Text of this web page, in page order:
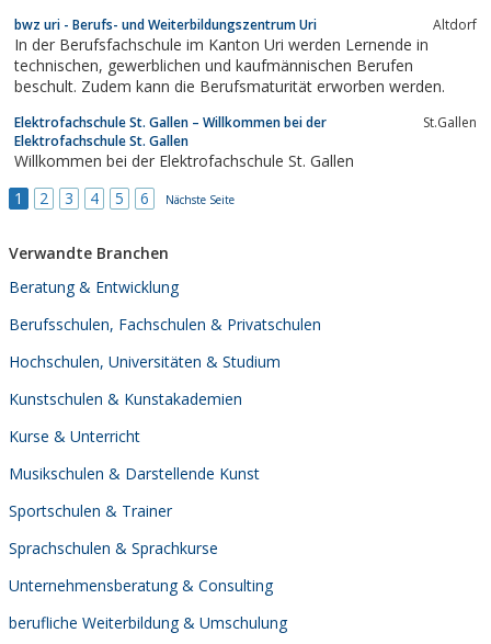
bwz uri - Berufs- und Weiterbildungszentrum Uri Altdorf
In der Berufsfachschule im Kanton Uri werden Lernende in
technischen, gewerblichen und kaufmännischen Berufen
beschult. Zudem kann die Berufsmaturität erworben werden.
Elektrofachschule St. Gallen – Willkommen bei der
Elektrofachschule St. Gallen
St.Gallen
Willkommen bei der Elektrofachschule St. Gallen
1
2 3 4 5 6 Nächste Seite
Verwandte Branchen
Beratung & Entwicklung
Berufsschulen, Fachschulen & Privatschulen
Hochschulen, Universitäten & Studium
Kunstschulen & Kunstakademien
Kurse & Unterricht
Musikschulen & Darstellende Kunst
Sportschulen & Trainer
Sprachschulen & Sprachkurse
Unternehmensberatung & Consulting
berufliche Weiterbildung & Umschulung